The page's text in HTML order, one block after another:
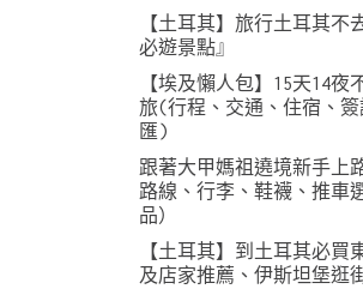
【土耳其】旅行土耳其不
必遊景點』
【埃及懶人包】15天14夜
旅(行程、交通、住宿、
匯)
跟著大甲媽祖遶境新手上
路線、行李、鞋襪、推車
品）
【土耳其】到土耳其必買
及店家推薦、伊斯坦堡逛